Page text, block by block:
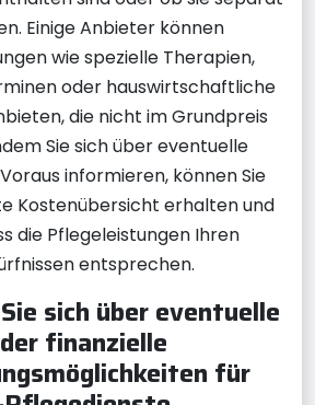
Einige Anbieter können
wie spezielle Therapien,
oder hauswirtschaftliche
die nicht im Grundpreis
Sie sich über eventuelle
informieren, können Sie
Kostenübersicht erhalten und
die Pflegeleistungen Ihren
entsprechen.
sich über eventuelle
finanzielle
für